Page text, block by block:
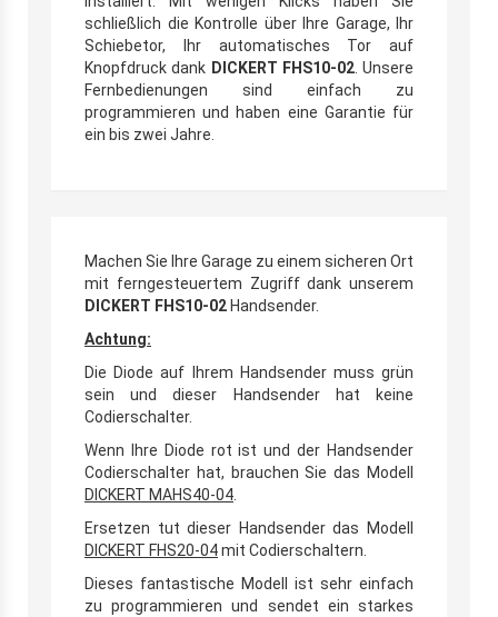
schließlich die Kontrolle über Ihre Garage, Ihr
Schiebetor, Ihr automatisches Tor auf
Knopfdruck dank DICKERT FHS10-02. Unsere
Fernbedienungen sind einfach zu
programmieren und haben eine Garantie für
ein bis zwei Jahre.
Machen Sie Ihre Garage zu einem sicheren Ort
mit ferngesteuertem Zugriff dank unserem
DICKERT FHS10-02Handsender.
Achtung:
Die Diode auf Ihrem Handsender muss grün
sein und dieser Handsender hat keine
Codierschalter.
Wenn Ihre Diode rot ist und der Handsender
Codierschalter hat, brauchen Sie das Modell
DICKERT MAHS40-04
Ersetzen tut dieser Handsender das Modell
DICKERT FHS20-04mit Codierschaltern.
Dieses fantastische Modell ist sehr einfach
zu programmieren und sendet ein starkes